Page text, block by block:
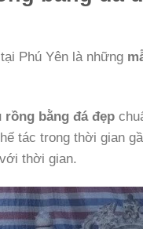
Phú Yên là những
rồng bằng đá đẹp
tác trong thời gian
thời gian.